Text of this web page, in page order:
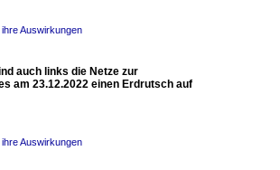
Auswirkungen
auch links die Netze zur
am 23.12.2022 einen Erdrutsch auf
Auswirkungen